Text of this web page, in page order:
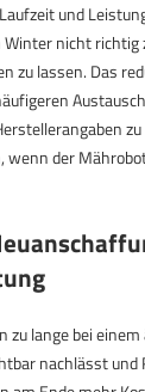
und
Winter nicht richtig
zu lassen. Das
wenn der
zu lange bei
nachlässt und